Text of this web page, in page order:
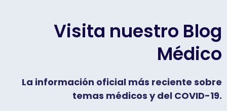
Visita nuestro Blog
Médico
La información oficial más reciente sobre
temas médicos y del COVID-19.